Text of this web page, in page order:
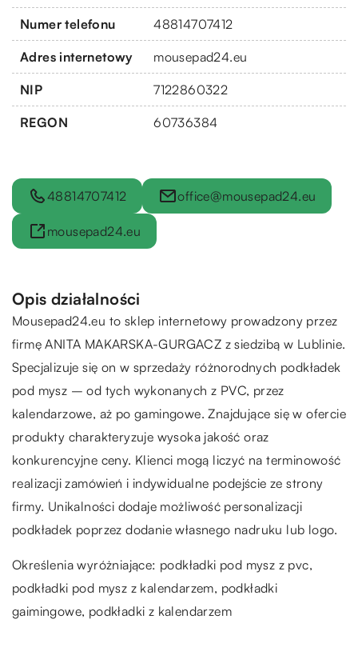
Numer telefonu 48814707412
Adres internetowy mousepad24.eu
NIP 7122860322
REGON 60736384
48814707412 office@mousepad24.eu
mousepad24.eu
Opis działalności
Mousepad24.eu to sklep internetowy prowadzony przez
firmę ANITA MAKARSKA-GURGACZ z siedzibą w Lublinie.
Specjalizuje się on w sprzedaży różnorodnych podkładek
pod mysz – od tych wykonanych z PVC, przez
kalendarzowe, aż po gamingowe. Znajdujące się w ofercie
produkty charakteryzuje wysoka jakość oraz
konkurencyjne ceny. Klienci mogą liczyć na terminowość
realizacji zamówień i indywidualne podejście ze strony
firmy. Unikalności dodaje możliwość personalizacji
podkładek poprzez dodanie własnego nadruku lub logo.
Określenia wyróżniające: podkładki pod mysz z pvc,
podkładki pod mysz z kalendarzem, podkładki
gaimingowe, podkładki z kalendarzem